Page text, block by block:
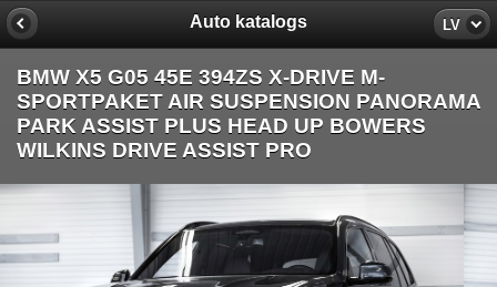
Auto katalogs LV
BMW X5 G05 45E 394ZS X-DRIVE M-
SPORTPAKET AIR SUSPENSION PANORAMA
PARK ASSIST PLUS HEAD UP BOWERS
WILKINS DRIVE ASSIST PRO